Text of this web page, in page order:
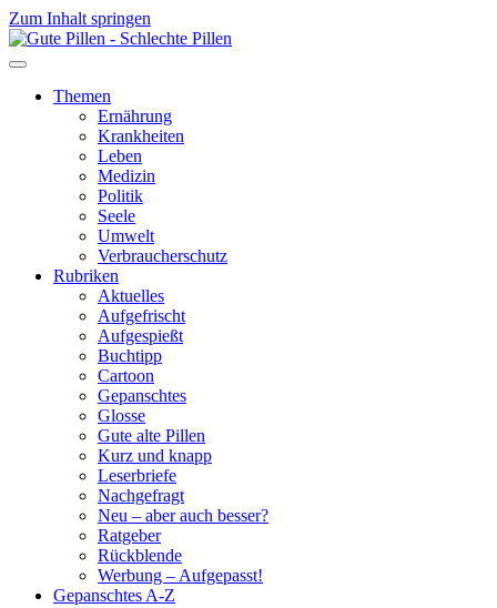
Zum Inhalt springen
Themen
Ernährung
Krankheiten
Leben
Medizin
Politik
Seele
Umwelt
Verbraucherschutz
Rubriken
Aktuelles
Aufgefrischt
Aufgespießt
Buchtipp
Cartoon
Gepanschtes
Glosse
Gute alte Pillen
Kurz und knapp
Leserbriefe
Nachgefragt
Neu – aber auch besser?
Ratgeber
Rückblende
Werbung – Aufgepasst!
Gepanschtes A-Z